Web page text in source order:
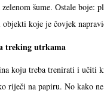
šume. Ostale boje:
koje je čovjek
treking utrkama
koju treba trenirati i učiti
riječi na papiru. No kako